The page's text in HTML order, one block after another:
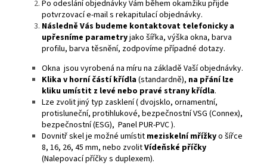
Po odeslání objednávky Vám během okamžiku přijde
potvrzovací e-mail s rekapitulací objednávky.
Následně Vás budeme kontaktovat telefonicky a
upřesníme parametryjako šířka, výška okna, barva
profilu, barva těsnění, zodpovíme případné dotazy.
Okna jsou vyrobená na míru na základě Vaší objednávky.
Klika v horní částí křídla(standardně), na přání lze
kliku umístit z levé nebo pravé strany křídla.
Lze zvolit jiný typ zasklení ( dvojsklo, ornamentní,
protisluneční, protihlukové, bezpečnostní VSG (Connex),
bezpečnostní (ESG), Panel PUR-PVC ).
Dovnitř skel je možné umístit meziskelní mřížkyo šířce
8, 16, 26, 45 mm, nebo zvolitVídeňské příčky
(Nalepovací příčky s duplexem).